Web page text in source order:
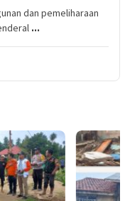
dan pemeliharaan
...